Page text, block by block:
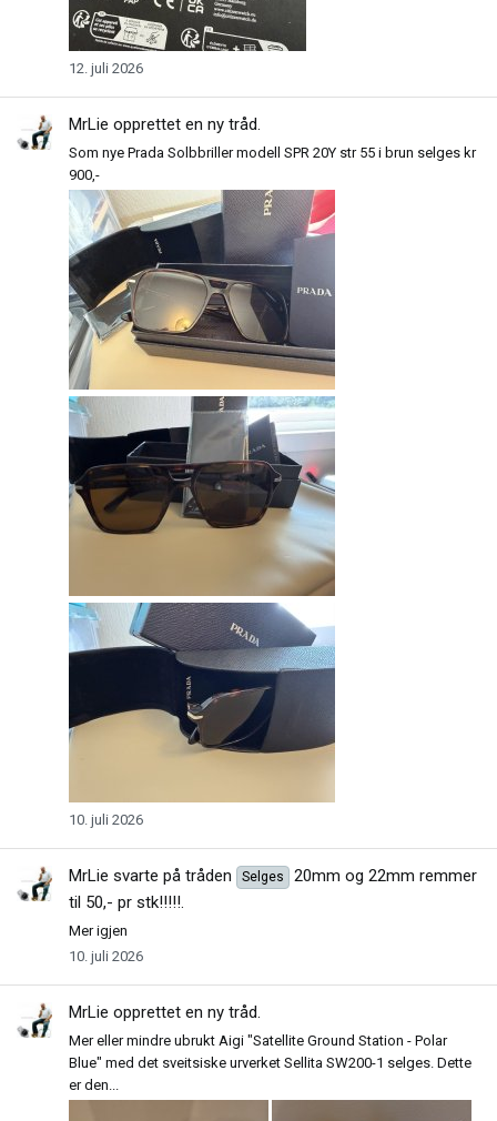
12. juli 2026
MrLie opprettet en ny tråd.
Som nye Prada Solbbriller modell SPR 20Y str 55 i brun selges kr
900,-
10. juli 2026
MrLie svarte på tråden Selges
20mm og 22mm remmer
til 50,- pr stk!!!!!.
Mer igjen
10. juli 2026
MrLie opprettet en ny tråd.
Mer eller mindre ubrukt Aigi "Satellite Ground Station - Polar
Blue" med det sveitsiske urverket Sellita SW200-1 selges. Dette
er den...